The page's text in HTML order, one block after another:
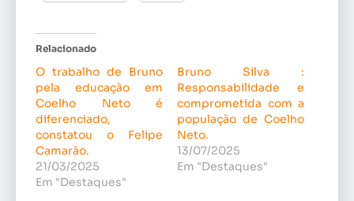
Relacionado
O trabalho de Bruno
pela educação em
Coelho Neto é
diferenciado,
constatou o Felipe
Camarão.
21/03/2025
Em "Destaques"
Bruno Silva :
Responsabilidade e
comprometida com a
população de Coelho
Neto.
13/07/2025
Em "Destaques"